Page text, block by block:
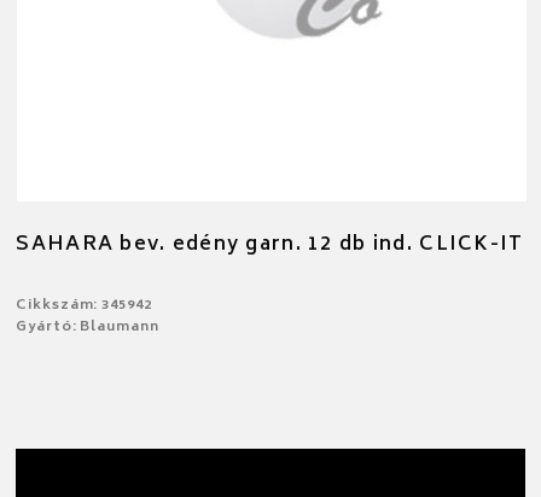
SAHARA bev. edény garn. 12 db ind. CLICK-IT
Cikkszám: 345942
Gyártó: Blaumann